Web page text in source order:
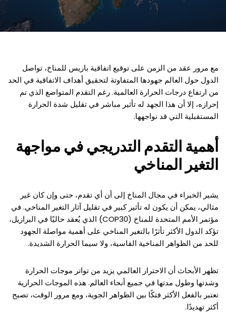
مع مرور عقد من الزمن على توقيع اتفاقية باريس للمناخ، تواصل
الدول حول العالم جهودها المتفاوتة لتحقيق أهداف الاتفاقية في الحد
من ارتفاع درجات الحرارة العالمية. رغم التقدم المتواضع الذي تم
إحرازه، إلا أن هذا الجهد له تأثير مباشر في تقليل شدة الحرارة
المستقبلية التي قد نواجهها.
أهمية التقدم التدريجي في مواجهة
التغير المناخي
يشير الخبراء في مجال المناخ إلى أن أي تقدم، حتى وإن كان غير
مثالي، يمكن أن يكون له تأثير كبير في تقليل آثار التغير المناخي. في
مؤتمر الأمم المتحدة للمناخ (COP30) الذي يُعقد حاليًا في البرازيل،
تؤكد الدول الأكثر تأثرًا بالتغير المناخي على أهمية مواصلة الجهود
للحد من الظواهر المناخية القاسية، ولا سيما الحرارة الشديدة.
تظهر الأبحاث أن الاحترار العالمي يزيد من تواتر موجات الحرارة
وشدتها وطول مدتها في جميع أنحاء العالم. هذه الموجات الحرارية
تعتبر بالفعل الأكثر فتكًا بين الظواهر الجوية، ومع مرور الوقت، تصبح
أكثر تهديدًا.